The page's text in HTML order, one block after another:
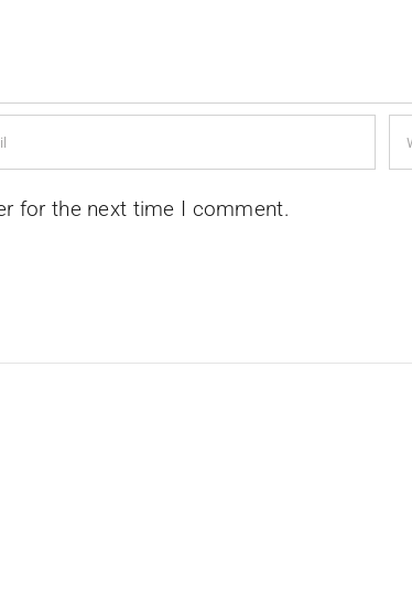
for the next time I comment.